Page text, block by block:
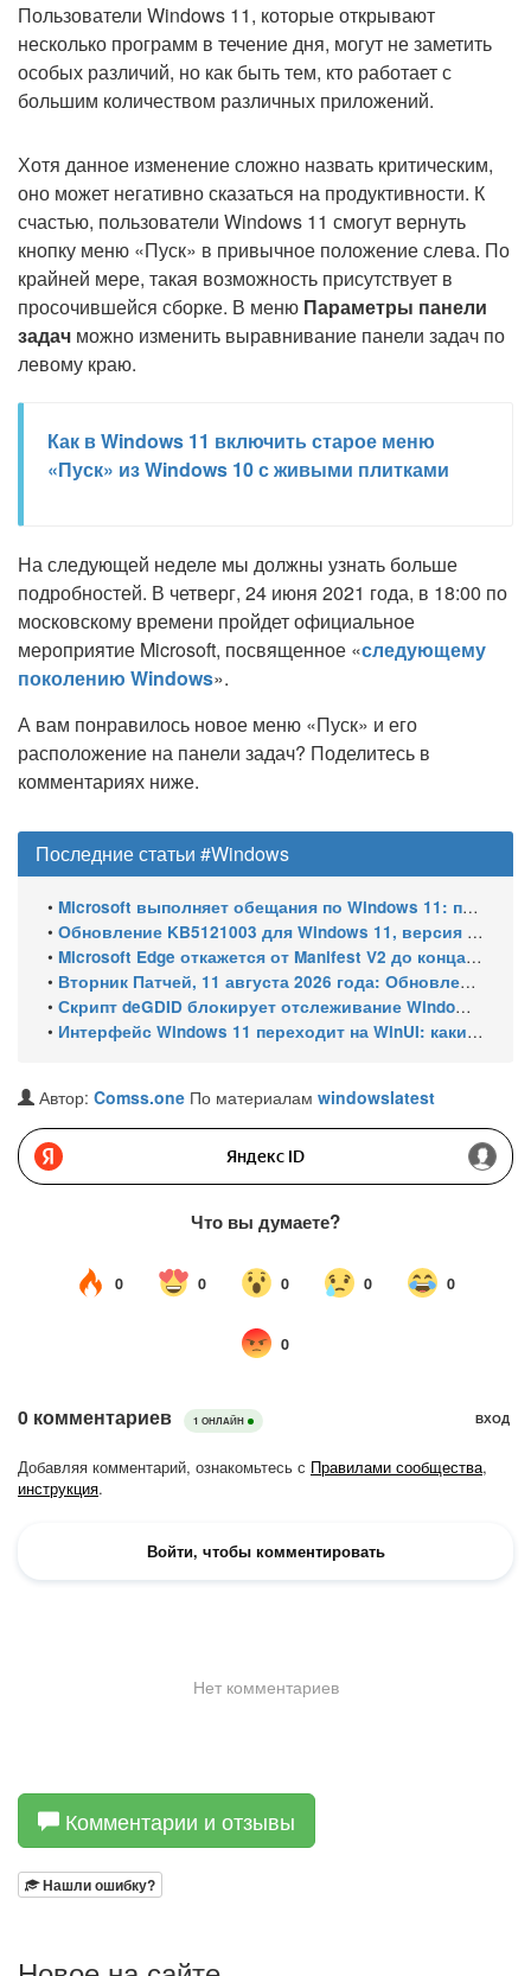
Пользователи Windows 11, которые открывают
несколько программ в течение дня, могут не заметить
особых различий, но как быть тем, кто работает с
большим количеством различных приложений.
Хотя данное изменение сложно назвать критическим,
оно может негативно сказаться на продуктивности. К
счастью, пользователи Windows 11 смогут вернуть
кнопку меню «Пуск» в привычное положение слева. По
крайней мере, такая возможность присутствует в
просочившейся сборке. В меню Параметры панели
задач можно изменить выравнивание панели задач по
левому краю.
Как в Windows 11 включить старое меню
«Пуск» из Windows 10 с живыми плитками
На следующей неделе мы должны узнать больше
подробностей. В четверг, 24 июня 2021 года, в 18:00 по
московскому времени пройдет официальное
мероприятие Microsoft, посвященное «следующему
поколению Windows».
А вам понравилось новое меню «Пуск» и его
расположение на панели задач? Поделитесь в
комментариях ниже.
Последние статьи #Windows
• Microsoft выполняет обещания по Windows 11: пять крупных улучшений системы
• Обновление KB5121003 для Windows 11, версия 25H2 и 24H2: какие улучшения получит Windows
• Microsoft Edge откажется от Manifest V2 до конца 2026 года – классический uBlock Origin перестанет работать
• Вторник Патчей, 11 августа 2026 года: Обновления безопасности для Windows 11 (включая KB5121003), ESU-обновления для Windows 10
• Скрипт deGDID блокирует отслеживание Windows по глобальному идентификатору устройства
• Интерфейс Windows 11 переходит на WinUI: какие системные элементы обновит Microsoft
Автор: Comss.one По материалам windowslatest
Комментарии и отзывы
Нашли ошибку?